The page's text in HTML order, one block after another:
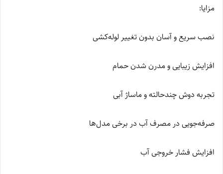
مزایا:
نصب سریع و آسان بدون تغییر لوله‌کشی
افزایش زیبایی و مدرن شدن حمام
تجربه دوش چندحالته و ماساژ آبی
صرفه‌جویی در مصرف آب در برخی مدل‌ها
افزایش فشار خروجی آب